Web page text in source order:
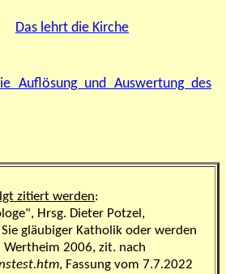
Das lehrt die Kirche
Auflösung und Auswertung des
zitiert werden:
Hrsg. Dieter Potzel,
gläubiger Katholik oder werden
2006, zit. nach
, Fassung vom 7.7.2022